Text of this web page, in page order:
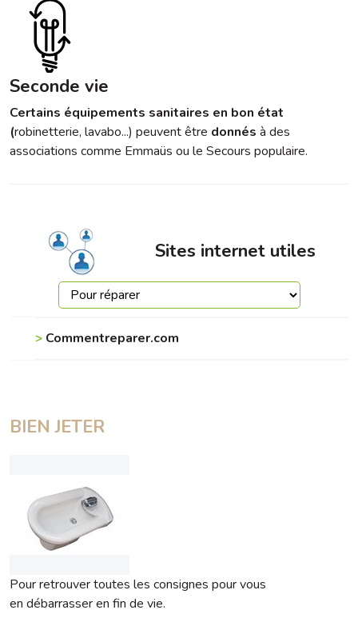
Seconde vie
Certains équipements sanitaires en bon état
(robinetterie, lavabo...) peuvent être donnés à des
associations comme Emmaüs ou le Secours populaire.
Sites internet utiles
> Commentreparer.com
BIEN JETER
Pour retrouver toutes les consignes pour vous
en débarrasser en fin de vie.